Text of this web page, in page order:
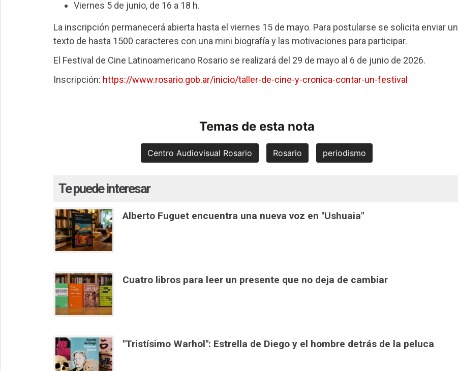
Viernes 5 de junio, de 16 a 18 h.
La inscripción permanecerá abierta hasta el viernes 15 de mayo. Para postularse se solicita enviar un
texto de hasta 1500 caracteres con una mini biografía y las motivaciones para participar.
El Festival de Cine Latinoamericano Rosario se realizará del 29 de mayo al 6 de junio de 2026.
Inscripción: https://www.rosario.gob.ar/inicio/taller-de-cine-y-cronica-contar-un-festival
Temas de esta nota
Centro Audiovisual Rosario Rosario periodismo
Te puede interesar
Alberto Fuguet encuentra una nueva voz en "Ushuaia"
Cuatro libros para leer un presente que no deja de cambiar
"Tristísimo Warhol": Estrella de Diego y el hombre detrás de la peluca